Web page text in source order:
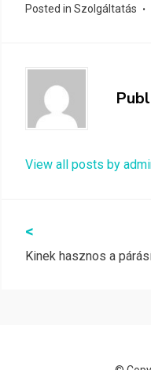
Posted inSzolgáltatás
View all posts by
Bejegyzés
navigáció
<
Kinek hasznos a